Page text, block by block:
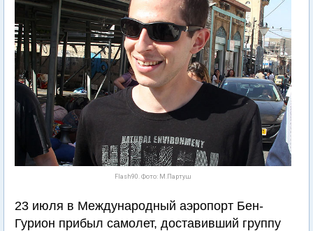
Flash90. Фото: М.Партуш
23 июля в Международный аэропорт Бен-
Гурион прибыл самолет, доставивший группу